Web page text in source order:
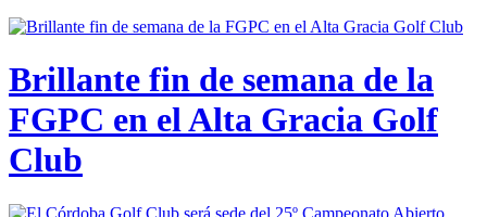
Brillante fin de semana de la
FGPC en el Alta Gracia Golf
Club